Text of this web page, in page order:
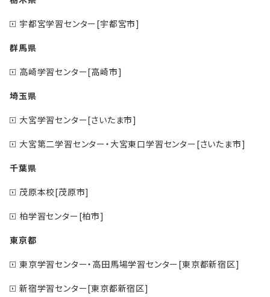
宇都宮学習センター[宇都宮市]
群馬県
高崎学習センター[高崎市]
埼玉県
大宮学習センター[さいたま市]
大宮第二学習センター・大宮東口学習センター[さいたま市]
千葉県
茂原本校[茂原市]
柏学習センター[柏市]
東京都
東京学習センター・高田馬場学習センター[東京都新宿区]
新宿学習センター[東京都新宿区]